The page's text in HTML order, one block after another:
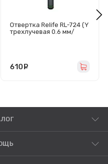
Отвертка Relife RL-724 (Y
трехлучевая 0.6 мм/
610